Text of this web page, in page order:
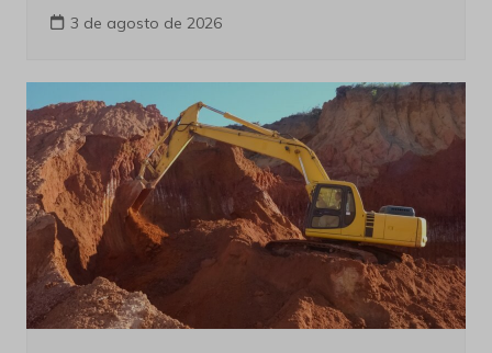
3 de agosto de 2026